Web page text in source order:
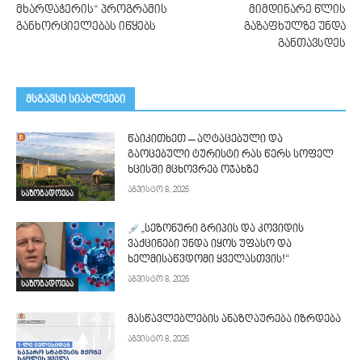
მხარდაჭერის“ პროგრამის
განხორციელებას იწყებს
მიმდინარე წლის
გაზაფხულზე უნდა
განთავსდეს
მსგავსი სიახლეები
საზოგადოება
წაიკითხეთ – აღტაცებული და
გაოცებული ტურისტი რას წერს სოფელ
ხცისში მცხოვრებ ოჯახზე
აგვისტო 8, 2026
საზოგადოება
„სეზონური გრიპის და კოვიდის
ვაქცინები უნდა იყოს უფასო და
ხელმისაწვდომი ყველასთვის!“
აგვისტო 8, 2026
მასწავლებლების ანაზღაურება იზრდება
აგვისტო 8, 2026